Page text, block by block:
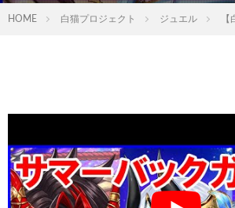
HOME 白猫プロジェクト ジュエル